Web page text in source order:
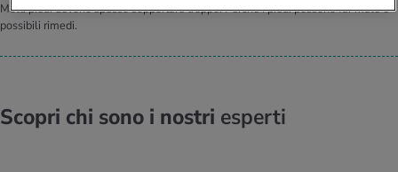
D’ATTUALITÀ NELL’AMBITO ALIMENTAZIONE
Corsa & Jogging
Rilassamento attivo
D’ATTUALITÀ NELL’AMBITO MEDICINA
Molti piedi devono spesso sopportare troppo. Perché i piedi possono far male e
possibili rimedi.
Scopri chi sono i nostri esperti